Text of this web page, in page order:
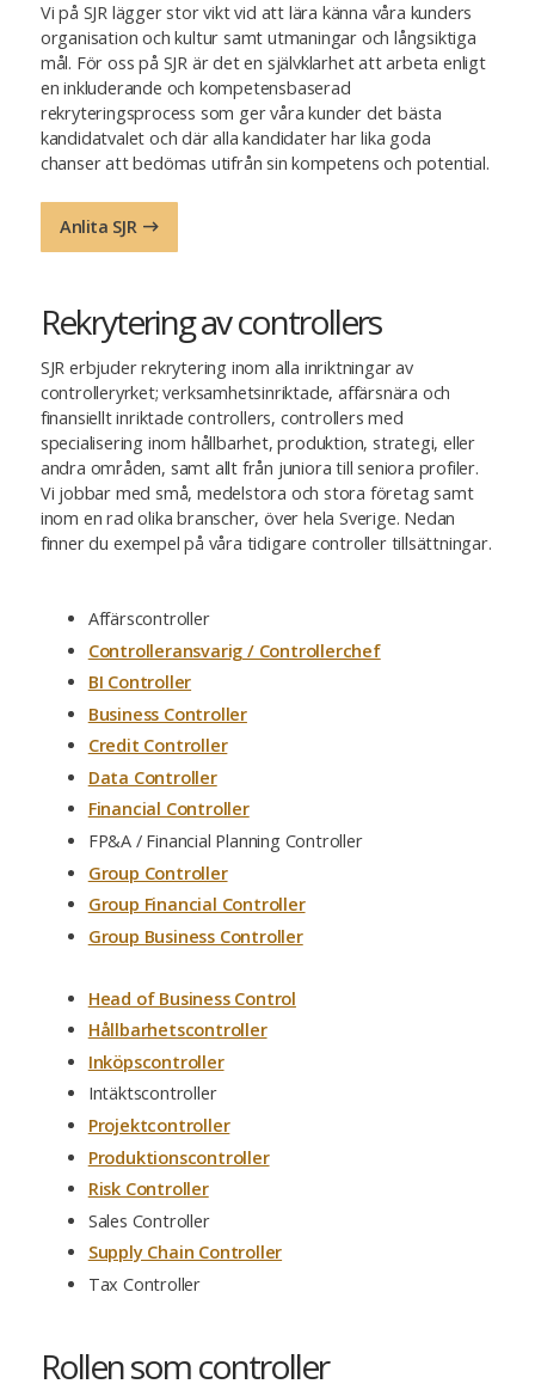
Vi på SJR lägger stor vikt vid att lära känna våra kunders
organisation och kultur samt utmaningar och långsiktiga
mål. För oss på SJR är det en självklarhet att arbeta enligt
en inkluderande och kompetensbaserad
rekryteringsprocess som ger våra kunder det bästa
kandidatvalet och där alla kandidater har lika goda
chanser att bedömas utifrån sin kompetens och potential.
Anlita SJR
Rekrytering av controllers
SJR erbjuder rekrytering inom alla inriktningar av
controlleryrket; verksamhetsinriktade, affärsnära och
finansiellt inriktade controllers, controllers med
specialisering inom hållbarhet, produktion, strategi, eller
andra områden, samt allt från juniora till seniora profiler.
Vi jobbar med små, medelstora och stora företag samt
inom en rad olika branscher, över hela Sverige. Nedan
finner du exempel på våra tidigare controller tillsättningar.
Affärscontroller
Controlleransvarig / Controllerchef
BI Controller
Business Controller
Credit Controller
Data Controller
Financial Controller
FP&A / Financial Planning Controller
Group Controller
Group Financial Controller
Group Business Controller
Head of Business Control
Hållbarhetscontroller
Inköpscontroller
Intäktscontroller
Projektcontroller
Produktionscontroller
Risk Controller
Sales Controller
Supply Chain Controller
Tax Controller
Rollen som controller